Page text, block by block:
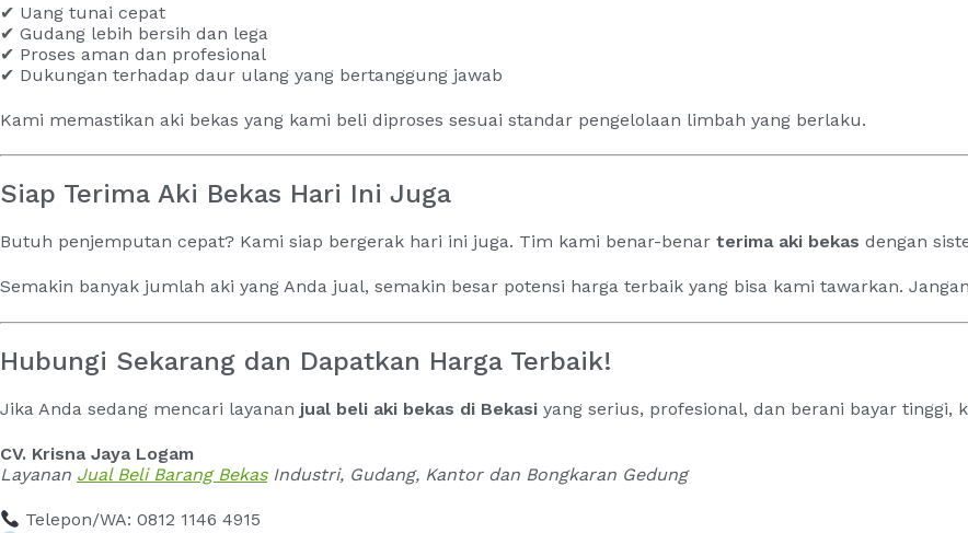
✔ Uang tunai cepat
✔ Gudang lebih bersih dan lega
✔ Proses aman dan profesional
✔ Dukungan terhadap daur ulang yang bertanggung jawab
Kami memastikan aki bekas yang kami beli diproses sesuai standar pengelolaan limbah yang berlaku.
Siap Terima Aki Bekas Hari Ini Juga
Butuh penjemputan cepat? Kami siap bergerak hari ini juga. Tim kami benar-benar terima aki bekas dengan
Semakin banyak jumlah aki yang Anda jual, semakin besar potensi harga terbaik yang bisa kami tawarkan.
Hubungi Sekarang dan Dapatkan Harga Terbaik!
Jika Anda sedang mencari layanan jual beli aki bekas di Bekasi yang serius, profesional, dan berani bayar tinggi,
CV. Krisna Jaya Logam
Layanan Jual Beli Barang BekasIndustri, Gudang, Kantor dan Bongkaran Gedung
Telepon/WA: 0812 1146 4915